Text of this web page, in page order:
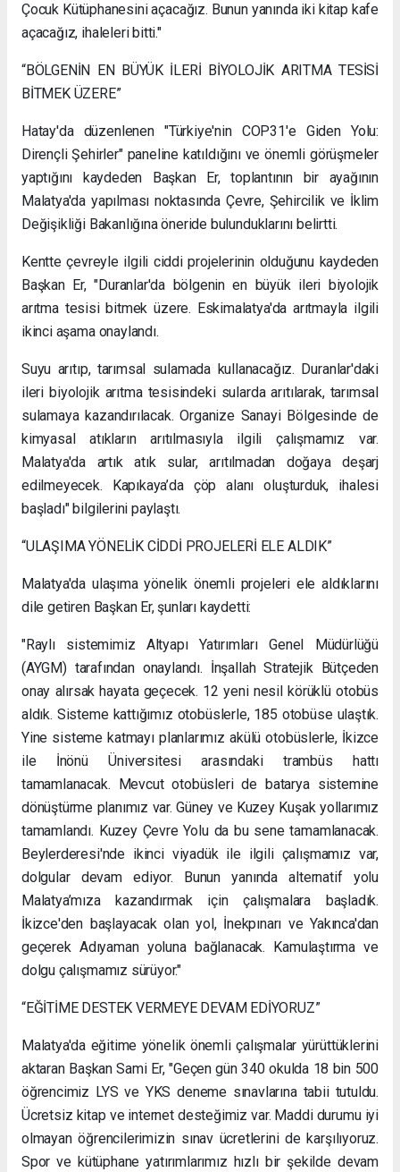
Çocuk Kütüphanesini açacağız. Bunun yanında iki kitap kafe
açacağız, ihaleleri bitti."
“BÖLGENİN EN BÜYÜK İLERİ BİYOLOJİK ARITMA TESİSİ
BİTMEK ÜZERE”
Hatay'da düzenlenen "Türkiye'nin COP31'e Giden Yolu:
Dirençli Şehirler" paneline katıldığını ve önemli görüşmeler
yaptığını kaydeden Başkan Er, toplantının bir ayağının
Malatya'da yapılması noktasında Çevre, Şehircilik ve İklim
Değişikliği Bakanlığına öneride bulunduklarını belirtti.
Kentte çevreyle ilgili ciddi projelerinin olduğunu kaydeden
Başkan Er, "Duranlar'da bölgenin en büyük ileri biyolojik
arıtma tesisi bitmek üzere. Eskimalatya'da arıtmayla ilgili
ikinci aşama onaylandı.
Suyu arıtıp, tarımsal sulamada kullanacağız. Duranlar'daki
ileri biyolojik arıtma tesisindeki sularda arıtılarak, tarımsal
sulamaya kazandırılacak. Organize Sanayi Bölgesinde de
kimyasal atıkların arıtılmasıyla ilgili çalışmamız var.
Malatya'da artık atık sular, arıtılmadan doğaya deşarj
edilmeyecek. Kapıkaya’da çöp alanı oluşturduk, ihalesi
başladı" bilgilerini paylaştı.
“ULAŞIMA YÖNELİK CİDDİ PROJELERİ ELE ALDIK”
Malatya'da ulaşıma yönelik önemli projeleri ele aldıklarını
dile getiren Başkan Er, şunları kaydetti:
"Raylı sistemimiz Altyapı Yatırımları Genel Müdürlüğü
(AYGM) tarafından onaylandı. İnşallah Stratejik Bütçeden
onay alırsak hayata geçecek. 12 yeni nesil körüklü otobüs
aldık. Sisteme kattığımız otobüslerle, 185 otobüse ulaştık.
Yine sisteme katmayı planlarımız akülü otobüslerle, İkizce
ile İnönü Üniversitesi arasındaki trambüs hattı
tamamlanacak. Mevcut otobüsleri de batarya sistemine
dönüştürme planımız var. Güney ve Kuzey Kuşak yollarımız
tamamlandı. Kuzey Çevre Yolu da bu sene tamamlanacak.
Beylerderesi'nde ikinci viyadük ile ilgili çalışmamız var,
dolgular devam ediyor. Bunun yanında alternatif yolu
Malatya’mıza kazandırmak için çalışmalara başladık.
İkizce'den başlayacak olan yol, İnekpınarı ve Yakınca'dan
geçerek Adıyaman yoluna bağlanacak. Kamulaştırma ve
dolgu çalışmamız sürüyor."
“EĞİTİME DESTEK VERMEYE DEVAM EDİYORUZ”
Malatya'da eğitime yönelik önemli çalışmalar yürüttüklerini
aktaran Başkan Sami Er, "Geçen gün 340 okulda 18 bin 500
öğrencimiz LYS ve YKS deneme sınavlarına tabii tutuldu.
Ücretsiz kitap ve internet desteğimiz var. Maddi durumu iyi
olmayan öğrencilerimizin sınav ücretlerini de karşılıyoruz.
Spor ve kütüphane yatırımlarımız hızlı bir şekilde devam